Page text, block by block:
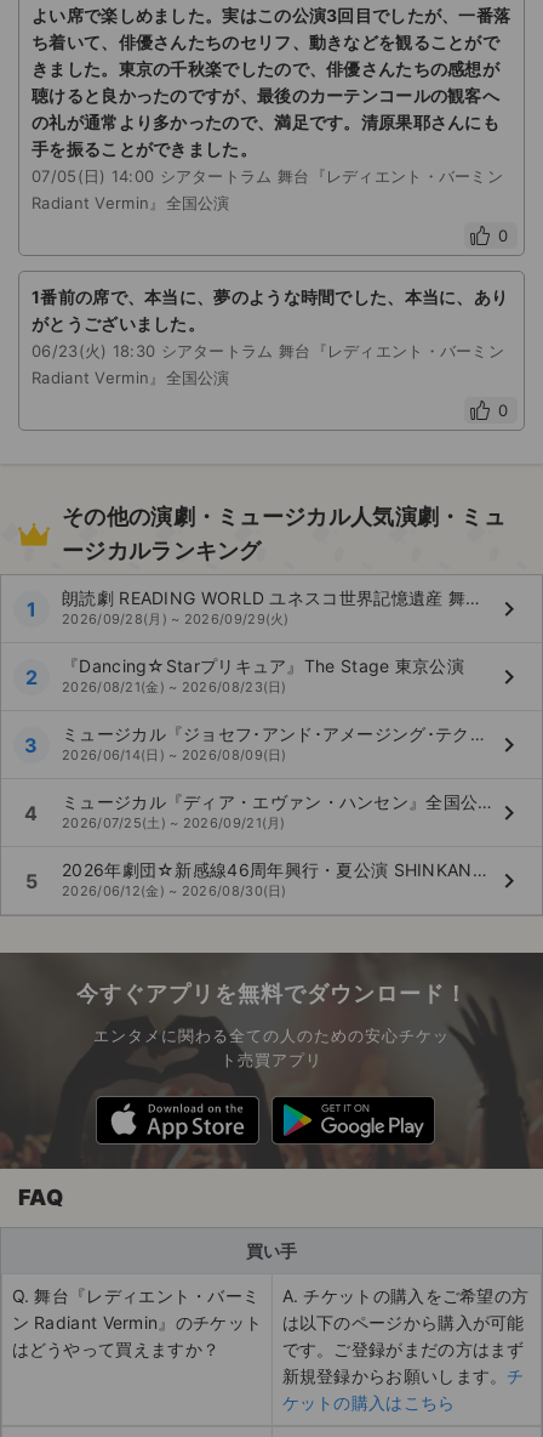
よい席で楽しめました。実はこの公演3回目でしたが、一番落
ち着いて、俳優さんたちのセリフ、動きなどを観ることがで
きました。東京の千秋楽でしたので、俳優さんたちの感想が
聴けると良かったのですが、最後のカーテンコールの観客へ
の礼が通常より多かったので、満足です。清原果耶さんにも
手を振ることができました。
07/05(日) 14:00 シアタートラム 舞台『レディエント・バーミン
Radiant Vermin』全国公演
0
1番前の席で、本当に、夢のような時間でした、本当に、あり
がとうございました。
06/23(火) 18:30 シアタートラム 舞台『レディエント・バーミン
Radiant Vermin』全国公演
0
その他の演劇・ミュージカル人気演劇・ミュ
ージカルランキング
1 朗読劇 READING WORLD ユネスコ世界記憶遺産 舞鶴への生還『約束の果て』（再演）
2026/09/28(月) ~ 2026/09/29(火) keyboard_arrow_right
2 『Dancing☆Starプリキュア』The Stage 東京公演
2026/08/21(金) ~ 2026/08/23(日) keyboard_arrow_right
3 ミュージカル『ジョセフ･アンド･アメージング･テクニカラー･ドリームコート』全国公演
2026/06/14(日) ~ 2026/08/09(日) keyboard_arrow_right
4 ミュージカル『ディア・エヴァン・ハンセン』全国公演
2026/07/25(土) ~ 2026/09/21(月) keyboard_arrow_right
5 2026年劇団☆新感線46周年興行・夏公演 SHINKANSEN☆RSP 怪奇骨董音楽劇『アケチコ！～蒸気の黒ダイヤ、あるいは狂気の島～』全国公演
2026/06/12(金) ~ 2026/08/30(日) keyboard_arrow_right
今すぐアプリを無料でダウンロード！
エンタメに関わる全ての人のための安心チケッ
ト売買アプリ
FAQ
買い手
Q. 舞台『レディエント・バーミ
ン Radiant Vermin』のチケット
はどうやって買えますか？
A. チケットの購入をご希望の方
は以下のページから購入が可能
です。ご登録がまだの方はまず
新規登録からお願いします。 チ
ケットの購入はこちら